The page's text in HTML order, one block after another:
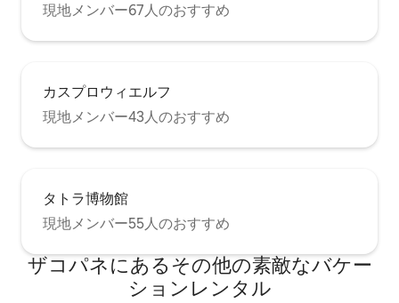
現地メンバー67人のおすすめ
カスプロウィエルフ
現地メンバー43人のおすすめ
タトラ博物館
現地メンバー55人のおすすめ
ザコパネにあるその他の素敵なバケー
ションレンタル